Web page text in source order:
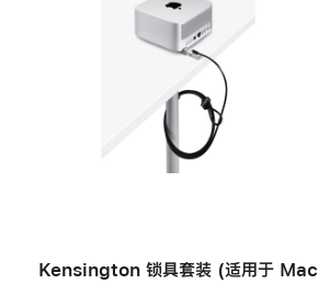
Kensington 锁具套装 (适用于 Mac